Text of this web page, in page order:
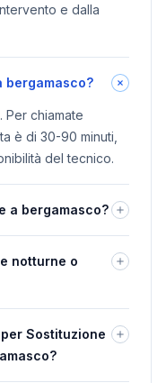
e dalla
bergamasco?
Per chiamate
è di 30-90 minuti,
del tecnico.
a bergamasco?
notturne o
Sostituzione